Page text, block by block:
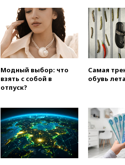
Модный выбор: что
взять с собой в
отпуск?
Самая
обувь